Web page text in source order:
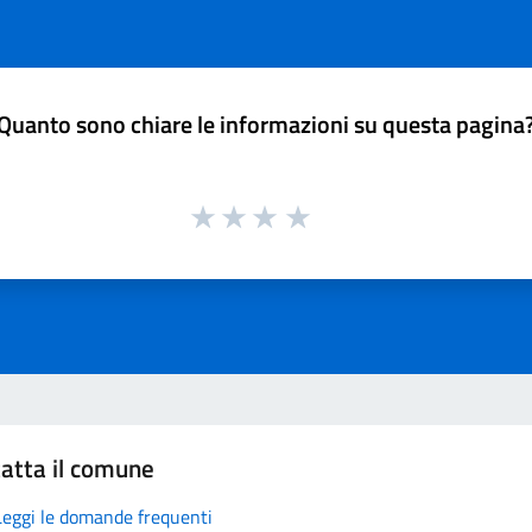
sono chiare le informazioni su questa
il comune
le domande frequenti